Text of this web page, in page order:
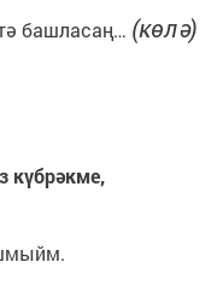
башласаң… (көлә)
күбрәкме,